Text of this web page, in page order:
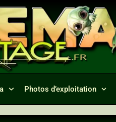
Photos d’exploitation